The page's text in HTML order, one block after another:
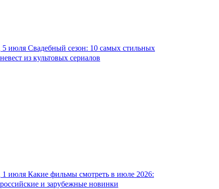
5 июля Свадебный сезон: 10 самых стильных
невест из культовых сериалов
1 июля Какие фильмы смотреть в июле 2026:
российские и зарубежные новинки